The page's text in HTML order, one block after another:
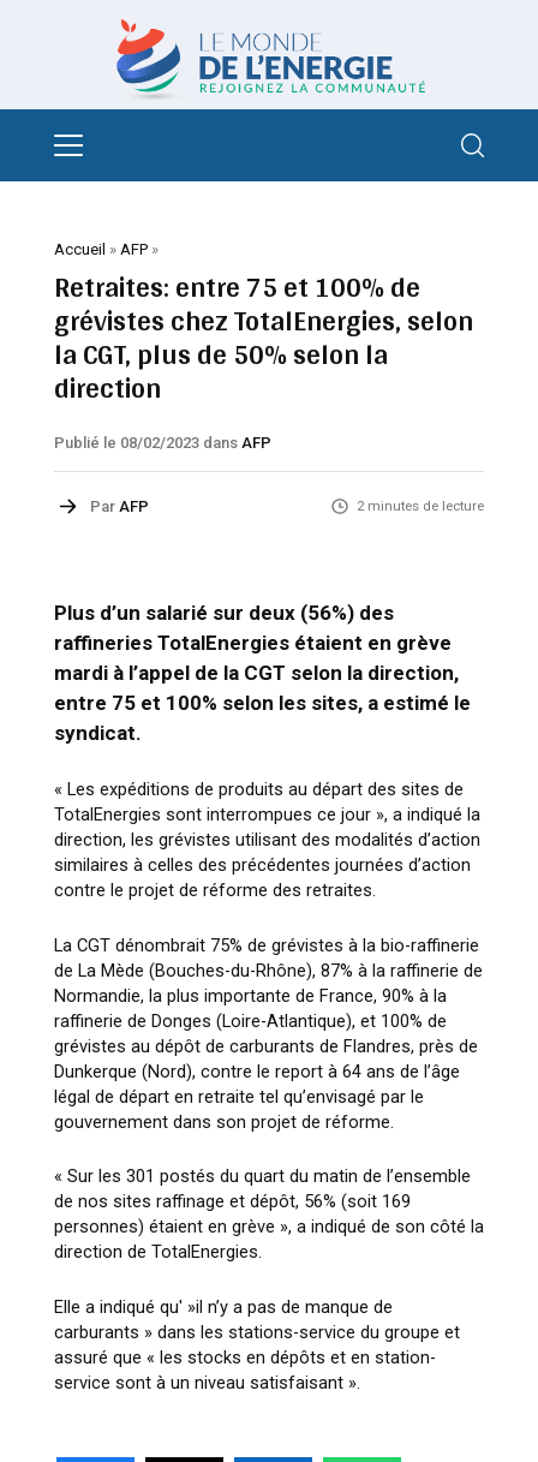
Accueil » AFP»
Retraites: entre 75 et 100% de
grévistes chez TotalEnergies, selon
la CGT, plus de 50% selon la
direction
Publié le 08/02/2023 dans AFP
Par AFP 2 minutes de lecture
Plus d’un salarié sur deux (56%) des
raffineries TotalEnergies étaient en grève
mardi à l’appel de la CGT selon la direction,
entre 75 et 100% selon les sites, a estimé le
syndicat.
« Les expéditions de produits au départ des sites de
TotalEnergies sont interrompues ce jour », a indiqué la
direction, les grévistes utilisant des modalités d’action
similaires à celles des précédentes journées d’action
contre le projet de réforme des retraites.
La CGT dénombrait 75% de grévistes à la bio-raffinerie
de La Mède (Bouches-du-Rhône), 87% à la raffinerie de
Normandie, la plus importante de France, 90% à la
raffinerie de Donges (Loire-Atlantique), et 100% de
grévistes au dépôt de carburants de Flandres, près de
Dunkerque (Nord), contre le report à 64 ans de l’âge
légal de départ en retraite tel qu’envisagé par le
gouvernement dans son projet de réforme.
« Sur les 301 postés du quart du matin de l’ensemble
de nos sites raffinage et dépôt, 56% (soit 169
personnes) étaient en grève », a indiqué de son côté la
direction de TotalEnergies.
Elle a indiqué qu' »il n’y a pas de manque de
carburants » dans les stations-service du groupe et
assuré que « les stocks en dépôts et en station-
service sont à un niveau satisfaisant ».